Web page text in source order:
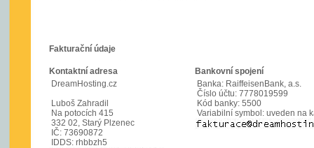
Fakturační údaje
Kontaktní adresa
DreamHosting.cz
Luboš Zahradil
Na potocích 415
332 02, Starý Plzenec
IČ: 73690872
IDDS: rhbbzh5
Bankovní spojení
Banka: RaiffeisenBank, a.s.
Číslo účtu: 7778019599
Kód banky: 5500
Variabilní symbol: uveden na